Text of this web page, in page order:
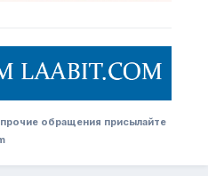
обращения присылайте